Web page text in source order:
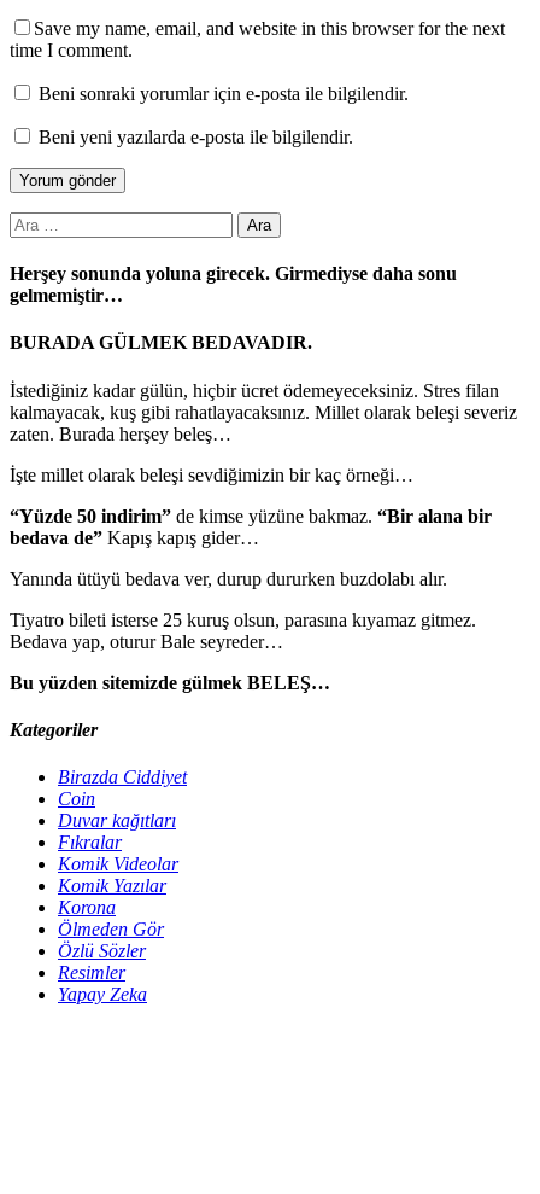
Save my name, email, and website in this browser for the next
time I comment.
Beni sonraki yorumlar için e-posta ile bilgilendir.
Beni yeni yazılarda e-posta ile bilgilendir.
Arama:
Herşey sonunda yoluna girecek. Girmediyse daha sonu
gelmemiştir…
BURADA GÜLMEK BEDAVADIR.
İstediğiniz kadar gülün, hiçbir ücret ödemeyeceksiniz. Stres filan
kalmayacak, kuş gibi rahatlayacaksınız. Millet olarak beleşi severiz
zaten. Burada herşey beleş…
İşte millet olarak beleşi sevdiğimizin bir kaç örneği…
“Yüzde 50 indirim” de kimse yüzüne bakmaz. “Bir alana bir
bedava de” Kapış kapış gider…
Yanında ütüyü bedava ver, durup dururken buzdolabı alır.
Tiyatro bileti isterse 25 kuruş olsun, parasına kıyamaz gitmez.
Bedava yap, oturur Bale seyreder…
Bu yüzden sitemizde gülmek BELEŞ…
Kategoriler
Birazda Ciddiyet
Coin
Duvar kağıtları
Fıkralar
Komik Videolar
Komik Yazılar
Korona
Ölmeden Gör
Özlü Sözler
Resimler
Yapay Zeka